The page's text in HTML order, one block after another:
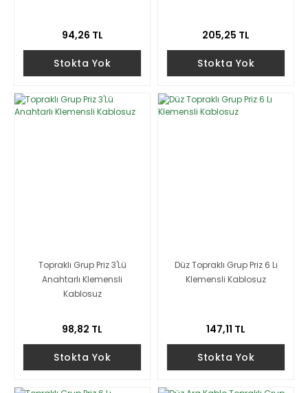
94,26 TL
Stokta Yok
205,25 TL
Stokta Yok
Topraklı Grup Priz 3'Lü
Anahtarlı Klemensli
Kablosuz
98,82 TL
Stokta Yok
Düz Topraklı Grup Priz 6 Lı
Klemensli Kablosuz
147,11 TL
Stokta Yok